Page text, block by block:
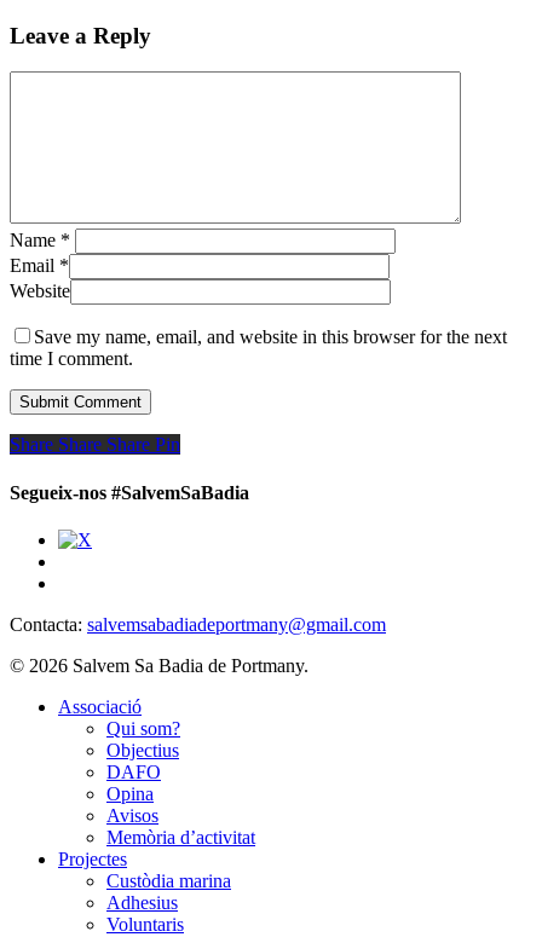
Leave a Reply
Name *
Email *
Website
Save my name, email, and website in this browser for the next
time I comment.
Share
Share Share Share Pin
Segueix-nos #SalvemSaBadia
Contacta: salvemsabadiadeportmany@gmail.com
© 2026 Salvem Sa Badia de Portmany.
Close
Associació
Qui som?
Objectius
DAFO
Opina
Avisos
Memòria d’activitat
Projectes
Custòdia marina
Adhesius
Voluntaris